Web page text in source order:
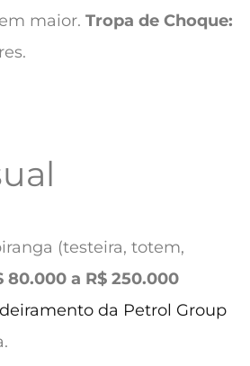
maior. Tropa de Choque:
(testeira, totem,
80.000 a R$ 250.000
da Petrol Group